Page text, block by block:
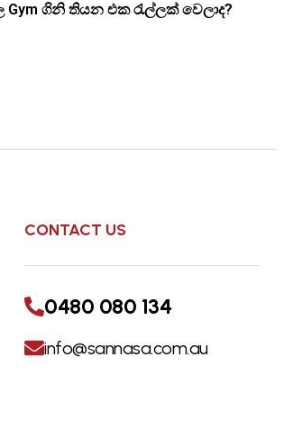
Gym ගිනි තියන එක රැල්ලක් වෙලාද?
CONTACT US
0480 080 134
info@sannasa.com.au